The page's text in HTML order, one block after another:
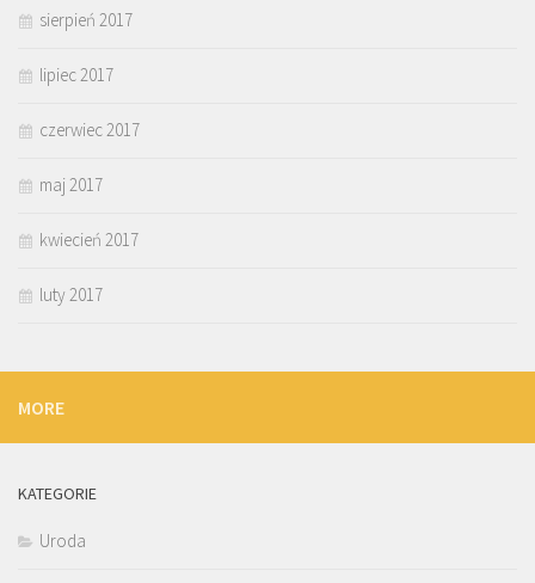
sierpień 2017
lipiec 2017
czerwiec 2017
maj 2017
kwiecień 2017
luty 2017
MORE
KATEGORIE
Uroda